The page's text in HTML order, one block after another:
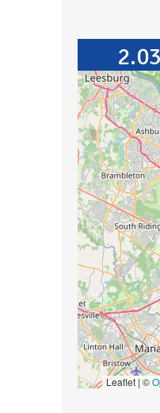
Leaflet | ©